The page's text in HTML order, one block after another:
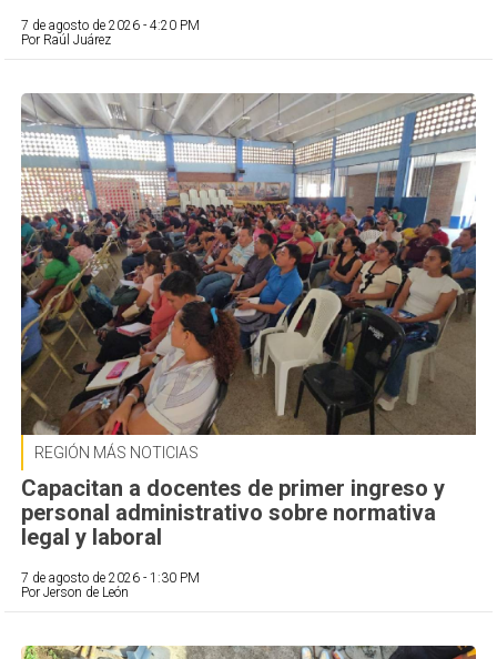
7 de agosto de 2026 - 4:20 PM
Por Raúl Juárez
REGIÓN MÁS NOTICIAS
Capacitan a docentes de primer ingreso y
personal administrativo sobre normativa
legal y laboral
7 de agosto de 2026 - 1:30 PM
Por Jerson de León